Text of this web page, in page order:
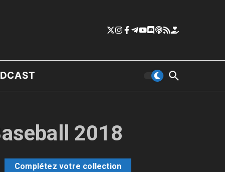
2018
Complétez votre collection